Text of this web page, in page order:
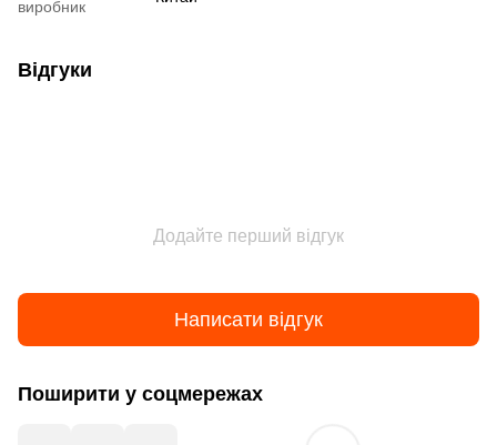
виробник
Відгуки
Додайте перший відгук
Написати відгук
Поширити у соцмережах